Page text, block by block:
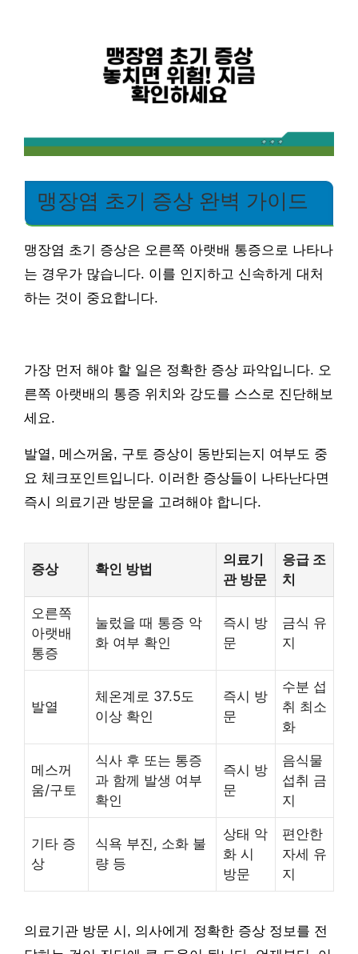
맹장염 초기 증상 완벽 가이드
맹장염 초기 증상은 오른쪽 아랫배 통증으로 나타나
는 경우가 많습니다. 이를 인지하고 신속하게 대처
하는 것이 중요합니다.
가장 먼저 해야 할 일은 정확한 증상 파악입니다. 오
른쪽 아랫배의 통증 위치와 강도를 스스로 진단해보
세요.
발열, 메스꺼움, 구토 증상이 동반되는지 여부도 중
요 체크포인트입니다. 이러한 증상들이 나타난다면
즉시 의료기관 방문을 고려해야 합니다.
증상 확인 방법
의료기
관 방문
응급 조
치
오른쪽
아랫배
통증
눌렀을 때 통증 악
화 여부 확인
즉시 방
문
금식 유
지
발열
체온계로 37.5도
이상 확인
즉시 방
문
수분 섭
취 최소
화
메스꺼
움/구토
식사 후 또는 통증
과 함께 발생 여부
확인
즉시 방
문
음식물
섭취 금
지
기타 증
상
식욕 부진, 소화 불
량 등
상태 악
화 시
방문
편안한
자세 유
지
의료기관 방문 시, 의사에게 정확한 증상 정보를 전